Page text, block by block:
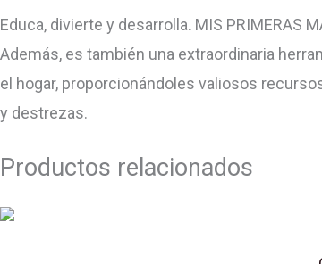
Educa, divierte y desarrolla. MIS PRIMERAS
Además, es también una extraordinaria
el hogar, proporcionándoles valiosos
y destrezas.
Productos relacionados